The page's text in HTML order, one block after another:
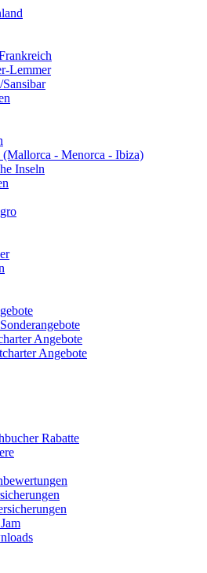
Lemmer
Sansibar
(Mallorca - Menorca - Ibiza)
Inseln
Angebote
Angebote
Rabatte